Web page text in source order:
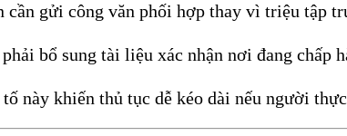
cần gửi công văn phối hợp thay vì triệu tập
bổ sung tài liệu xác nhận nơi đang chấp
này khiến thủ tục dễ kéo dài nếu người